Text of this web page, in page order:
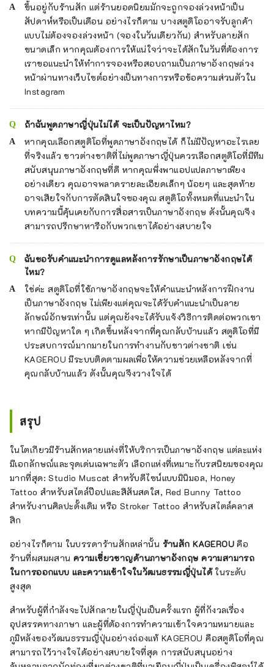
ขึ้นอยู่กับร้านสัก แต่ร้านยอดนิยมมักจะถูกจองล่วงหน้าเป็น
สัปดาห์หรือเป็นเดือน อย่างไรก็ตาม บางสตูดิโออาจรับลูกค้า
แบบไม่ต้องจองล่วงหน้า (จองในวันเดียวกัน) สำหรับลายสัก
ขนาดเล็ก หากคุณต้องการให้แน่ใจว่าจะได้สักในวันที่ต้องการ
เราขอแนะนำให้ทำการจองหรือสอบถามเป็นภาษาอังกฤษล่วง
หน้าผ่านทางเว็บไซต์อย่างเป็นทางการหรือข้อความส่วนตัวใน
Instagram
ถ้าฉันพูดภาษาญี่ปุ่นไม่ได้ จะเป็นปัญหาไหม?
หากคุณเลือกสตูดิโอที่พูดภาษาอังกฤษได้ ก็ไม่มีปัญหาอะไรเลย
ที่จริงแล้ว ชาวต่างชาติที่ไม่พูดภาษาญี่ปุ่นควรเลือกสตูดิโอที่มีทีม
สนับสนุนภาษาอังกฤษที่ดี หากคุณพึ่งพาแอปแปลภาษาเพียง
อย่างเดียว คุณอาจพลาดรายละเอียดเล็กๆ น้อยๆ และสุดท้าย
อาจเสียใจกับการตัดสินใจของคุณ สตูดิโอทั้งหมดที่แนะนำใน
บทความนี้คุ้นเคยกับการสื่อสารเป็นภาษาอังกฤษ ดังนั้นคุณจึง
สามารถปรึกษาหารือกับพวกเขาได้อย่างสบายใจ
ฉันขอรับคำแนะนำการดูแลหลังการรักษาเป็นภาษาอังกฤษได้
ไหม?
ใช่ค่ะ สตูดิโอที่ใช้ภาษาอังกฤษจะให้คำแนะนำหลังการฝึกงาน
เป็นภาษาอังกฤษ ไม่เพียงแต่คุณจะได้รับคำแนะนำเป็นลาย
ลักษณ์อักษรเท่านั้น แต่คุณยังจะได้รับแจ้งวิธีการติดต่อพวกเขา
หากมีปัญหาใด ๆ เกิดขึ้นหลังจากที่คุณกลับบ้านแล้ว สตูดิโอที่มี
ประสบการณ์มากมายในการทำงานกับชาวต่างชาติ เช่น
KAGEROU มีระบบติดตามผลเพื่อให้ความช่วยเหลือหลังจากที่
คุณกลับบ้านแล้ว ดังนั้นคุณจึงวางใจได้
สรุป
ในโตเกียวมีร้านสักหลายแห่งที่ให้บริการเป็นภาษาอังกฤษ แต่ละแห่ง
มีเอกลักษณ์และจุดเด่นเฉพาะตัว เลือกแห่งที่เหมาะกับรสนิยมของคุณ
มากที่สุด: Studio Muscat สำหรับดีไซน์แบบมินิมอล, Honey
Tattoo สำหรับสไตล์ป๊อปและสีสันสดใส, Red Bunny Tattoo
สำหรับงานศิลปะดั้งเดิม หรือ Stroker Tattoo สำหรับสไตล์คลาส
สิก
อย่างไรก็ตาม ในบรรดาร้านสักเหล่านั้น ร้านสัก KAGEROU คือ
ร้านที่ผสมผสานความเชี่ยวชาญด้านภาษาอังกฤษ ความสามารถ
ในการออกแบบ และความเข้าใจในวัฒนธรรมญี่ปุ่นได้ในระดับ
สูงสุด
สำหรับผู้ที่กำลังจะไปสักลายในญี่ปุ่นเป็นครั้งแรก ผู้ที่กังวลเรื่อง
อุปสรรคทางภาษา และผู้ที่ต้องการทำความเข้าใจความหมายและ
ภูมิหลังของวัฒนธรรมญี่ปุ่นอย่างถ่องแท้ KAGEROU คือสตูดิโอที่คุณ
สามารถไว้วางใจได้อย่างสบายใจที่สุด การสนับสนุนอย่าง